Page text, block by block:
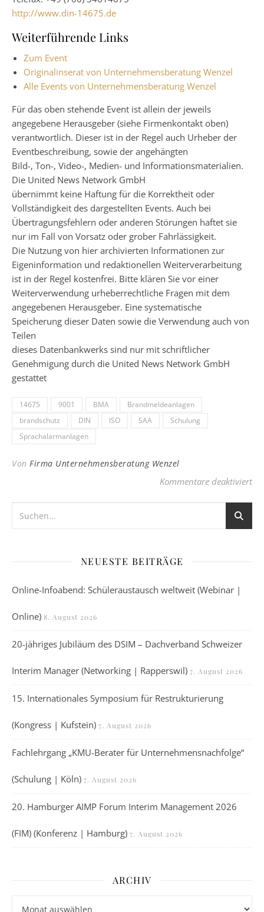
http://www.din-14675.de
Weiterführende Links
Zum Event
Originalinserat von Unternehmensberatung Wenzel
Alle Events von Unternehmensberatung Wenzel
Für das oben stehende Event ist allein der jeweils
angegebene Herausgeber (siehe Firmenkontakt oben)
verantwortlich. Dieser ist in der Regel auch Urheber der
Eventbeschreibung, sowie der angehängten
Bild-, Ton-, Video-, Medien- und Informationsmaterialien.
Die United News Network GmbH
übernimmt keine Haftung für die Korrektheit oder
Vollständigkeit des dargestellten Events. Auch bei
Übertragungsfehlern oder anderen Störungen haftet sie
nur im Fall von Vorsatz oder grober Fahrlässigkeit.
Die Nutzung von hier archivierten Informationen zur
Eigeninformation und redaktionellen Weiterverarbeitung
ist in der Regel kostenfrei. Bitte klären Sie vor einer
Weiterverwendung urheberrechtliche Fragen mit dem
angegebenen Herausgeber. Eine systematische
Speicherung dieser Daten sowie die Verwendung auch von
Teilen
dieses Datenbankwerks sind nur mit schriftlicher
Genehmigung durch die United News Network GmbH
gestattet
14675 9001 BMA
Brandmeldeanlagen
brandschutz
DIN ISO SAA
Schulung
Sprachalarmanlagen
Von Firma Unternehmensberatung Wenzel
Kommentare deaktiviertfür
NEUESTE BEITRÄGE
Online-Infoabend: Schüleraustausch weltweit (Webinar |
Online) 8. August 2026
20-jähriges Jubiläum des DSIM – Dachverband Schweizer
Interim Manager (Networking | Rapperswil) 7. August 2026
15. Internationales Symposium für Restrukturierung
(Kongress | Kufstein) 7. August 2026
Fachlehrgang „KMU-Berater für Unternehmensnachfolge“
(Schulung | Köln) 7. August 2026
20. Hamburger AIMP Forum Interim Management 2026
(FIM) (Konferenz | Hamburg) 7. August 2026
ARCHIV